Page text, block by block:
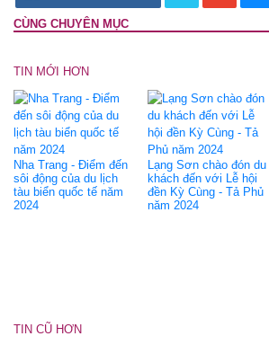
CÙNG CHUYÊN MỤC
TIN MỚI HƠN
Nha Trang - Điểm đến
sôi động của du lịch
tàu biển quốc tế năm
2024
Lạng Sơn chào đón du
khách đến với Lễ hội
đền Kỳ Cùng - Tả Phủ
năm 2024
TIN CŨ HƠN